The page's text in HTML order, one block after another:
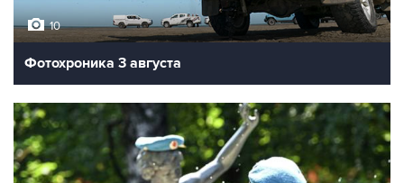
10
Фотохроника 3 августа